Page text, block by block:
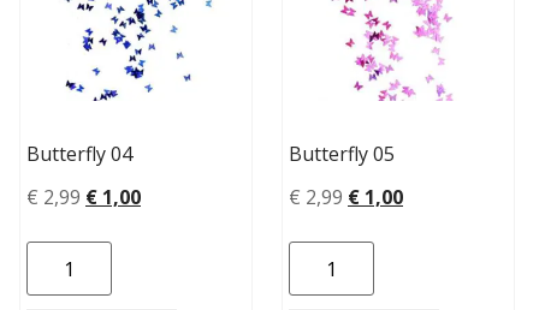
Butterfly 04
€ 2,99 € 1,00
Butterfly 05
€ 2,99 € 1,00